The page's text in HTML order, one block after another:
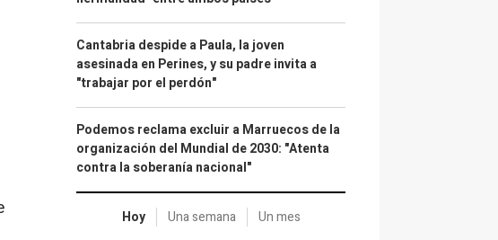
Cantabria despide a Paula, la joven
asesinada en Perines, y su padre invita a
"trabajar por el perdón"
Podemos reclama excluir a Marruecos de la
organización del Mundial de 2030: "Atenta
contra la soberanía nacional"
Hoy Una semana Un mes